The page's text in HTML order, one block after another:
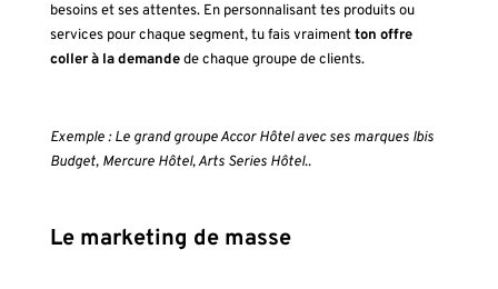
besoins et ses attentes. En personnalisant tes produits ou
services pour chaque segment, tu fais vraimentton offre
coller à la demandede chaque groupe de clients.
Exemple : Le grand groupe Accor Hôtel avec ses marques Ibis
Budget, Mercure Hôtel, Arts Series Hôtel..
Le marketing de masse